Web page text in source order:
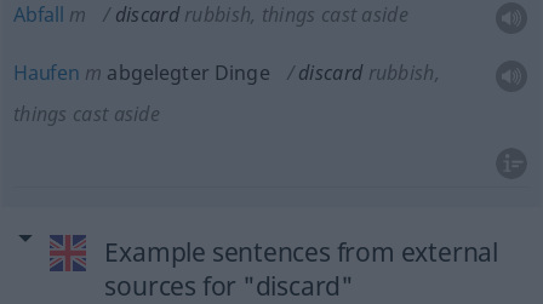
Abfall m discard rubbish, things cast aside
Haufen m abgelegter Dinge discard rubbish,
things cast aside
Example sentences from external
sources for "discard"